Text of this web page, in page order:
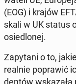
(EOG) i krajów
ska­li w UK status
osie­dlo­nej.
Za­py­ta­ni o to,
realnie po­pra­wić
den­tów